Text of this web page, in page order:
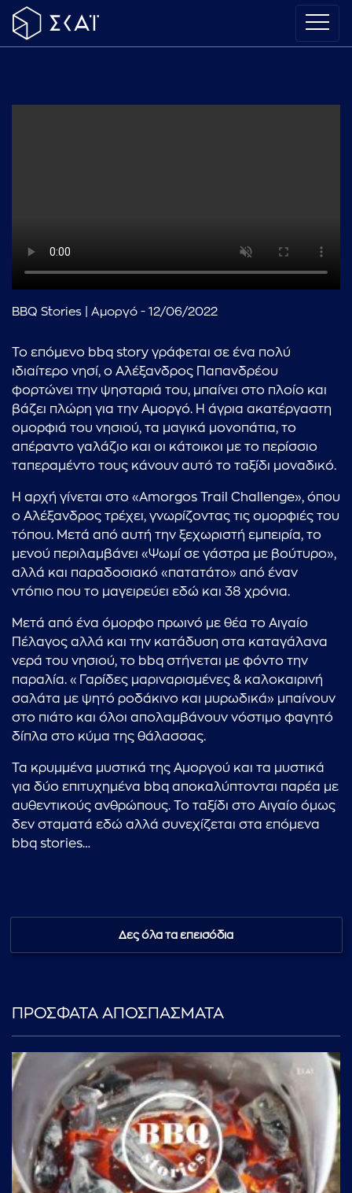
...πληκτρολογήστε κείμενο προς αναζήτηση
BBQ Stories | Αμοργό - 12/06/2022
Το επόμενο bbq story γράφεται σε ένα πολύ
ιδιαίτερο νησί, ο Αλέξανδρος Παπανδρέου
φορτώνει την ψησταριά του, μπαίνει στο πλοίο και
βάζει πλώρη για την Αμοργό. Η άγρια ακατέργαστη
ομορφιά του νησιού, τα μαγικά μονοπάτια, το
απέραντο γαλάζιο και οι κάτοικοι με το περίσσιο
ταπεραμέντο τους κάνουν αυτό το ταξίδι μοναδικό.
Η αρχή γίνεται στο «Amorgos Trail Challenge», όπου
ο Αλέξανδρος τρέχει, γνωρίζοντας τις ομορφιές του
τόπου. Μετά από αυτή την ξεχωριστή εμπειρία, το
μενού περιλαμβάνει «Ψωμί σε γάστρα με βούτυρο»,
αλλά και παραδοσιακό «πατατάτο» από έναν
ντόπιο που το μαγειρεύει εδώ και 38 χρόνια.
Μετά από ένα όμορφο πρωινό με θέα το Αιγαίο
Πέλαγος αλλά και την κατάδυση στα καταγάλανα
νερά του νησιού, το bbq στήνεται με φόντο την
παραλία. «Γαρίδες μαριναρισμένες & καλοκαιρινή
σαλάτα με ψητό ροδάκινο και μυρωδικά» μπαίνουν
στο πιάτο και όλοι απολαμβάνουν νόστιμο φαγητό
δίπλα στο κύμα της θάλασσας.
Τα κρυμμένα μυστικά της Αμοργού και τα μυστικά
για δύο επιτυχημένα bbq αποκαλύπτονται παρέα με
αυθεντικούς ανθρώπους. Το ταξίδι στο Αιγαίο όμως
δεν σταματά εδώ αλλά συνεχίζεται στα επόμενα
bbq stories…
Δες όλα τα επεισόδια
ΠΡΟΣΦΑΤΑ ΑΠΟΣΠΑΣΜΑΤΑ